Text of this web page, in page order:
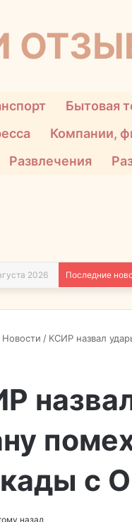
Бытовая
Компании,
Развлечения
2026 Последние
Новости / КСИР назвал
с
назад